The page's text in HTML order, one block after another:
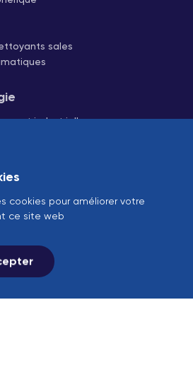
sales
et industrielles
en ligneB2B
cookies pour améliorer votre
ce site web